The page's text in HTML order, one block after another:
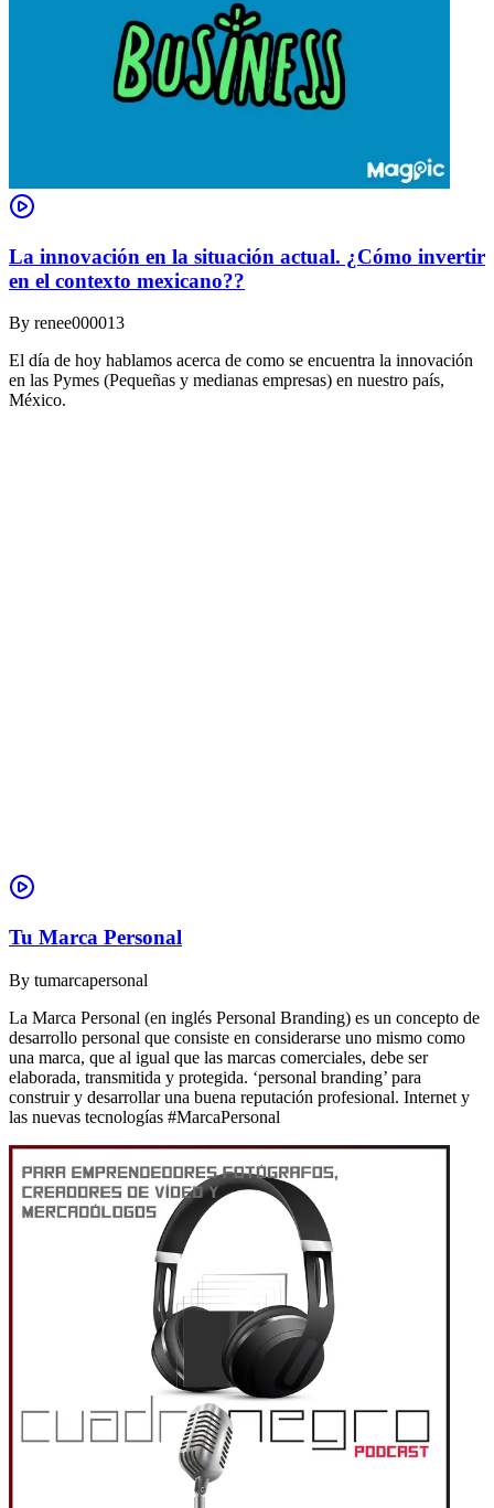
La innovación en la situación actual. ¿Cómo invertir
en el contexto mexicano??
By renee000013
El día de hoy hablamos acerca de como se encuentra la innovación
en las Pymes (Pequeñas y medianas empresas) en nuestro país,
México.
Tu Marca Personal
By tumarcapersonal
La Marca Personal (en inglés Personal Branding) es un concepto de
desarrollo personal que consiste en considerarse uno mismo como
una marca, que al igual que las marcas comerciales, debe ser
elaborada, transmitida y protegida. ‘personal branding’ para
construir y desarrollar una buena reputación profesional. Internet y
las nuevas tecnologías #MarcaPersonal